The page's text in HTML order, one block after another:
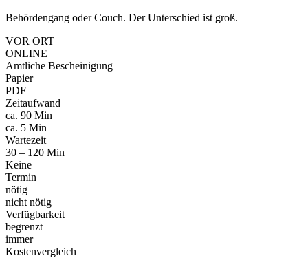
Behördengang oder Couch. Der Unterschied ist groß.
VOR ORT
ONLINE
Amtliche Bescheinigung
Papier
PDF
Zeitaufwand
ca. 90 Min
ca. 5 Min
Wartezeit
30 – 120 Min
Keine
Termin
nötig
nicht nötig
Verfügbarkeit
begrenzt
immer
Kostenvergleich